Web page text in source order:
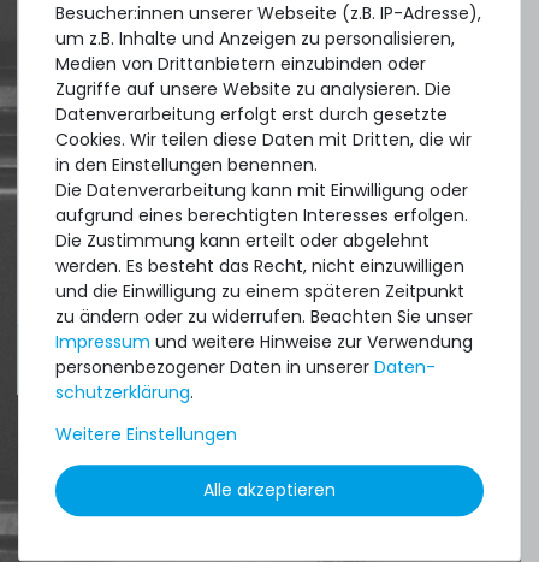
SERVERSHOP24 Wärmeleitpaste / Thermal Paste - 1.5g
Tube, >5.15W/m-k
391Stück sofort lieferbar
1-2 Tage*
2,99 € *
1.5Gramm | 1.993,33 € / Kilogramm
Thermal Grizzly Reinigungstücher / Cleaning Wipes (20x
Nasstuch, 20x Trockentuch) - TG-CW-10
Quick shipment for heavy-weigth servers
an perfect state of the machines. Also
great paying options and Euro VAT
managing.
DAVID G.
aus
Tres Cantos
4.96 /5.00aus8.500Bewertungen
Besucher:innen unserer Webseite (z.B. IP-Adresse),
um z.B. Inhalte und Anzeigen zu personalisieren,
Medien von Drittanbietern einzubinden oder
Zugriffe auf unsere Website zu analysieren. Die
Datenverarbeitung erfolgt erst durch gesetzte
Cookies. Wir teilen diese Daten mit Dritten, die wir
in den Einstellungen benennen.
Die Datenverarbeitung kann mit Einwilligung oder
aufgrund eines berechtigten Interesses erfolgen.
Die Zustimmung kann erteilt oder abgelehnt
werden. Es besteht das Recht, nicht einzuwilligen
und die Einwilligung zu einem späteren Zeitpunkt
zu ändern oder zu widerrufen. Beachten Sie unser
Impressum und weitere Hinweise zur Verwendung
personenbezogener Daten in unserer Daten­
schutz­erklärung.
Weitere Einstellungen
Alle akzeptieren